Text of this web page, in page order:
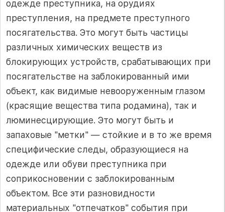
одежде преступника, на орудиях
преступления, на предмете преступного
посягательства. Это могут быть частицы
различных химических веществ из
блокирующих устройств, срабатывающих при
посягательстве на заблокированный ими
объект, как видимые невооруженным глазом
(красящие вещества типа родамина), так и
люминесцирующие. Это могут быть и
запаховые "метки" — стойкие и в то же время
специфические следы, образующиеся на
одежде или обуви преступника при
соприкосновении с заблокированным
объектом. Все эти разновидности
материальных "отпечатков" события при